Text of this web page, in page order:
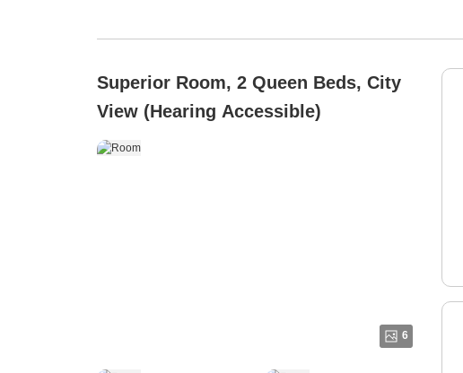
Superior Room, 2 Queen Beds, City
View (Hearing Accessible)
6